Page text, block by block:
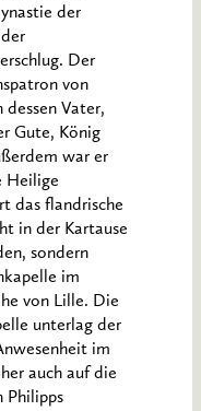
der
Der
von
dessen Vater,
Gute, König
war er
Heilige
das flandrische
in der Kartause
sondern
im
von Lille. Die
unterlag der
im
auch auf die
Philipps